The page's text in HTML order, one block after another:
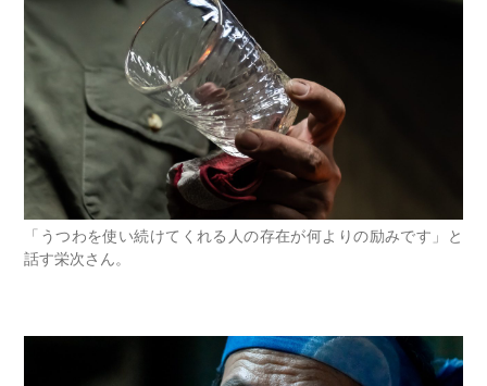
「うつわを使い続けてくれる人の存在が何よりの励みです」と
話す栄次さん。